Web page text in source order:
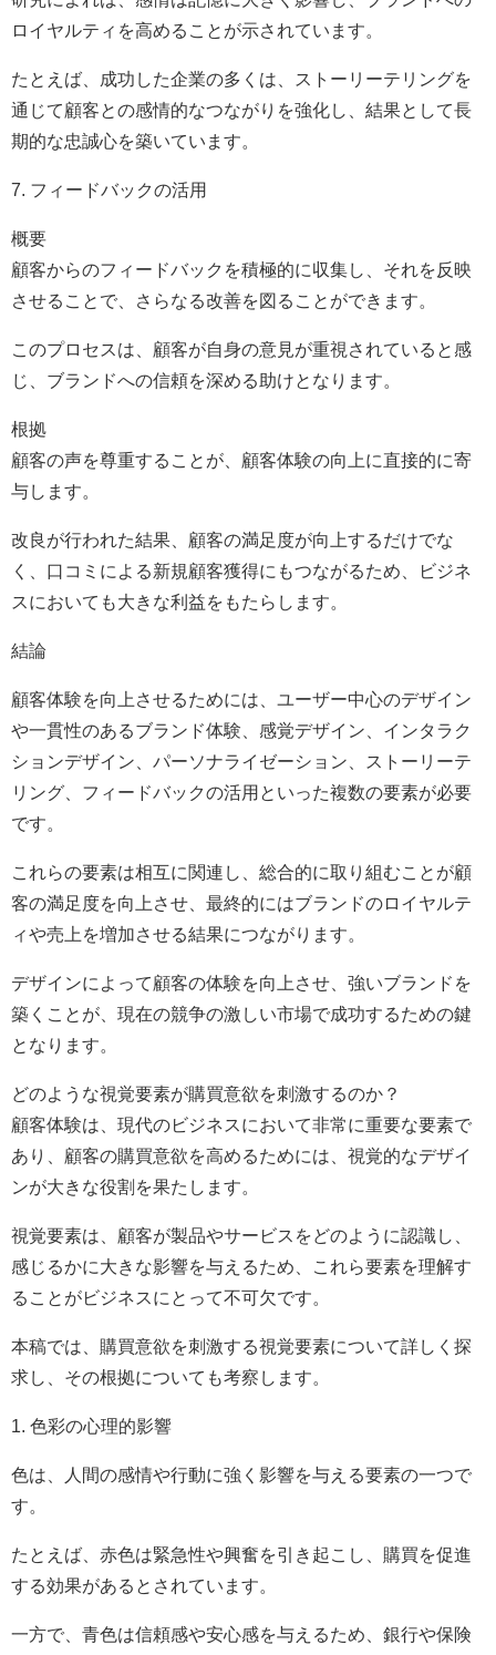
ロイヤルティを高めることが示されています。
たとえば、成功した企業の多くは、ストーリーテリングを
通じて顧客との感情的なつながりを強化し、結果として長
期的な忠誠心を築いています。
7. フィードバックの活用
概要
顧客からのフィードバックを積極的に収集し、それを反映
させることで、さらなる改善を図ることができます。
このプロセスは、顧客が自身の意見が重視されていると感
じ、ブランドへの信頼を深める助けとなります。
根拠
顧客の声を尊重することが、顧客体験の向上に直接的に寄
与します。
改良が行われた結果、顧客の満足度が向上するだけでな
く、口コミによる新規顧客獲得にもつながるため、ビジネ
スにおいても大きな利益をもたらします。
結論
顧客体験を向上させるためには、ユーザー中心のデザイン
や一貫性のあるブランド体験、感覚デザイン、インタラク
ションデザイン、パーソナライゼーション、ストーリーテ
リング、フィードバックの活用といった複数の要素が必要
です。
これらの要素は相互に関連し、総合的に取り組むことが顧
客の満足度を向上させ、最終的にはブランドのロイヤルテ
ィや売上を増加させる結果につながります。
デザインによって顧客の体験を向上させ、強いブランドを
築くことが、現在の競争の激しい市場で成功するための鍵
となります。
どのような視覚要素が購買意欲を刺激するのか？
顧客体験は、現代のビジネスにおいて非常に重要な要素で
あり、顧客の購買意欲を高めるためには、視覚的なデザイ
ンが大きな役割を果たします。
視覚要素は、顧客が製品やサービスをどのように認識し、
感じるかに大きな影響を与えるため、これら要素を理解す
ることがビジネスにとって不可欠です。
本稿では、購買意欲を刺激する視覚要素について詳しく探
求し、その根拠についても考察します。
1. 色彩の心理的影響
色は、人間の感情や行動に強く影響を与える要素の一つで
す。
たとえば、赤色は緊急性や興奮を引き起こし、購買を促進
する効果があるとされています。
一方で、青色は信頼感や安心感を与えるため、銀行や保険